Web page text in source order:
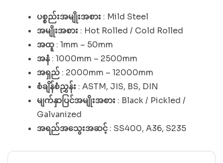
ပစ္စည်းအမျိုးအစား : Mild Steel
အမျိုးအစား : Hot Rolled / Cold Rolled
အထူ : 1mm – 50mm
အနံ: 1000mm – 2500mm
အရှည် : 2000mm – 12000mm
စံချိန်စံညွှန်း : ASTM, JIS, BS, DIN
မျက်နှာပြင်အမျိုးအစား : Black / Pickled /
Galvanized
အရည်အသွေးအဆင့် : SS400, A36, S235